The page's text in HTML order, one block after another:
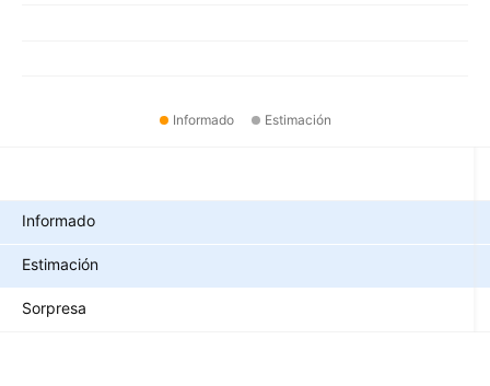
Informado Estimación
Informado
Estimación
Sorpresa